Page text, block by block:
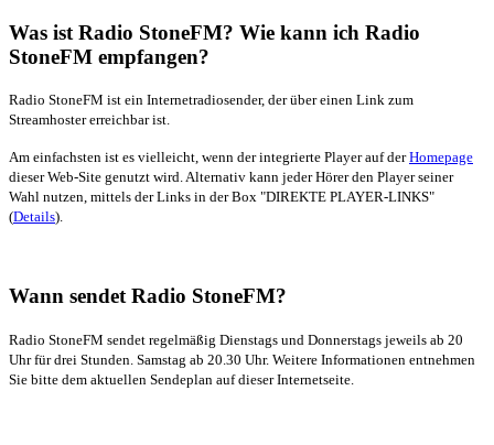
Was ist Radio StoneFM? Wie kann ich Radio
StoneFM empfangen?
Radio StoneFM ist ein Internetradiosender, der über einen Link zum
Streamhoster erreichbar ist.
Am einfachsten ist es vielleicht, wenn der integrierte Player auf derHomepage
dieser Web-Site genutzt wird. Alternativ kann jeder Hörer den Player seiner
Wahl nutzen, mittels der Links in der Box "DIREKTE PLAYER-LINKS"
(Details).
Wann sendet Radio StoneFM?
Radio StoneFM sendet regelmäßig Dienstags und Donnerstags jeweils ab 20
Uhr für drei Stunden. Samstag ab 20.30 Uhr. Weitere Informationen entnehmen
Sie bitte dem aktuellen Sendeplan auf dieser Internetseite.